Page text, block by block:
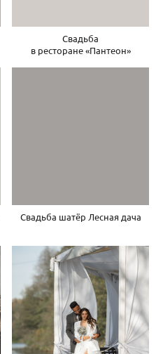
Свадьба
в ресторане «Пантеон»
Свадьба шатёр Лесная дача